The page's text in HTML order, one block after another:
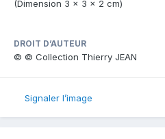
(Dimension 3 x 3 x 2 cm)
DROIT D’AUTEUR
© © Collection Thierry JEAN
Signaler l’image